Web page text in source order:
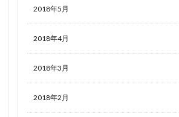
2018年5月
2018年4月
2018年3月
2018年2月